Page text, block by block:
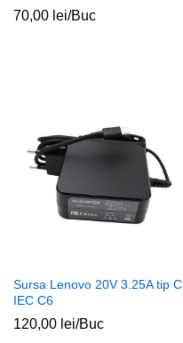
70,00 lei/Buc
Sursa Lenovo 20V 3.25A tip C
IEC C6
120,00 lei/Buc